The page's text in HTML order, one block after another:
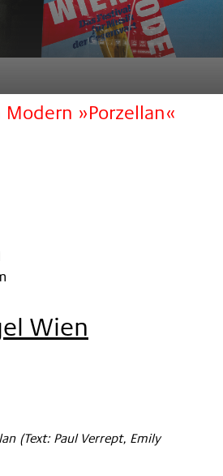
»Porzellan«
Wien
(Text: Paul Verrept, Emily